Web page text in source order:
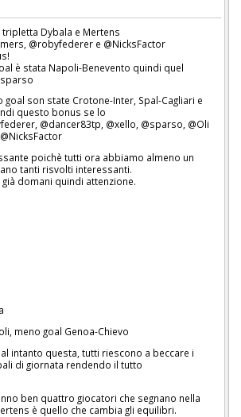
tripletta Dybala e Mertens
@robyfederer e @NicksFactor
è stata Napoli-Benevento quindi quel
goal son state Crotone-Inter, Spal-Cagliari e
questo bonus se lo
@dancer83tp, @xello, @sparso, @Oli
poichè tutti ora abbiamo almeno un
tanti risvolti interessanti.
domani quindi attenzione.
meno goal Genoa-Chievo
intanto questa, tutti riescono a beccare i
di giornata rendendo il tutto
ben quattro giocatori che segnano nella
è quello che cambia gli equilibri.